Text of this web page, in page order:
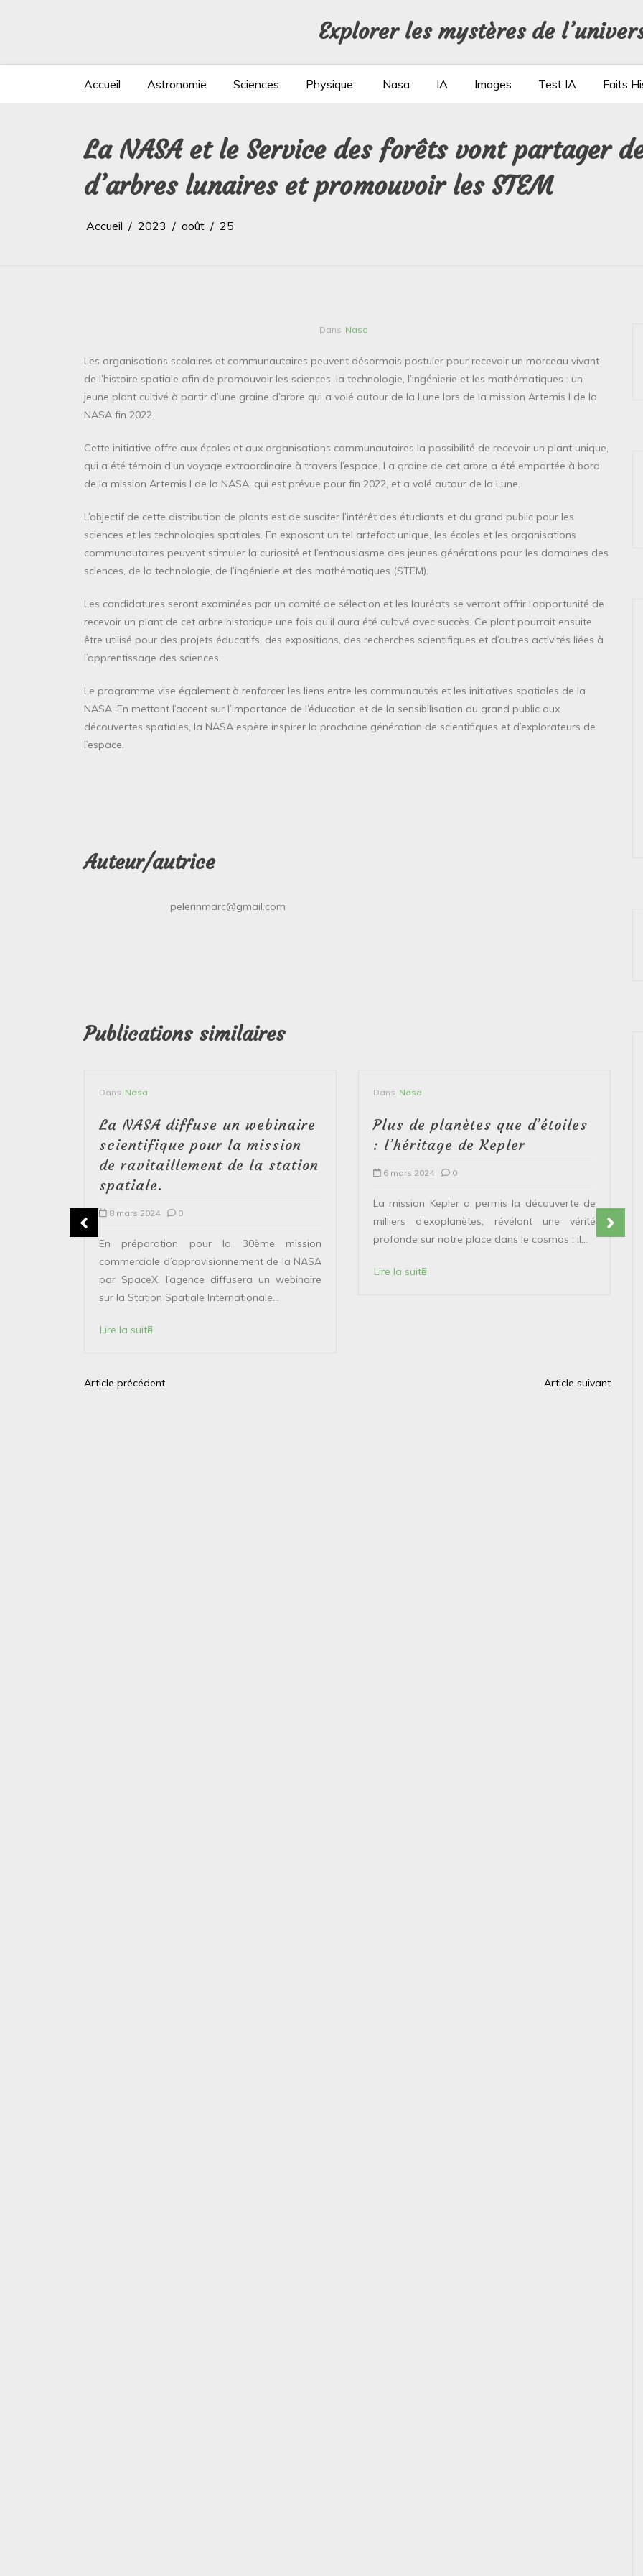
Explorer les mystères de
Accueil Astronomie Sciences Physique Nasa IA Images Test IA Faits
La NASA et le Service des forêts vont partager
d’arbres lunaires et promouvoir les STEM
Accueil 2023 août 25
Dans Nasa
Les organisations scolaires et communautaires peuvent désormais postuler pour recevoir un morceau vivant
de l’histoire spatiale afin de promouvoir les sciences, la technologie, l’ingénierie et les mathématiques : un
jeune plant cultivé à partir d’une graine d’arbre qui a volé autour de la Lune lors de la mission Artemis I de la
NASA fin 2022.
Cette initiative offre aux écoles et aux organisations communautaires la possibilité de recevoir un plant unique,
qui a été témoin d’un voyage extraordinaire à travers l’espace. La graine de cet arbre a été emportée à bord
de la mission Artemis I de la NASA, qui est prévue pour fin 2022, et a volé autour de la Lune.
L’objectif de cette distribution de plants est de susciter l’intérêt des étudiants et du grand public pour les
sciences et les technologies spatiales. En exposant un tel artefact unique, les écoles et les organisations
communautaires peuvent stimuler la curiosité et l’enthousiasme des jeunes générations pour les domaines des
sciences, de la technologie, de l’ingénierie et des mathématiques (STEM).
Les candidatures seront examinées par un comité de sélection et les lauréats se verront offrir l’opportunité de
recevoir un plant de cet arbre historique une fois qu’il aura été cultivé avec succès. Ce plant pourrait ensuite
être utilisé pour des projets éducatifs, des expositions, des recherches scientifiques et d’autres activités liées à
l’apprentissage des sciences.
Le programme vise également à renforcer les liens entre les communautés et les initiatives spatiales de la
NASA. En mettant l’accent sur l’importance de l’éducation et de la sensibilisation du grand public aux
découvertes spatiales, la NASA espère inspirer la prochaine génération de scientifiques et d’explorateurs de
l’espace.
Auteur/autrice
pelerinmarc@gmail.com
Publications similaires
Dans Nasa
La NASA diffuse un webinaire
scientifique pour la mission
de ravitaillement de la station
spatiale.
8 mars 2024 0
En préparation pour la 30ème mission
commerciale d’approvisionnement de la NASA
par SpaceX, l’agence diffusera un webinaire
sur la Station Spatiale Internationale...
Lire la suite
Dans Nasa
Plus de planètes que d’étoiles
: l’héritage de Kepler
6 mars 2024 0
La mission Kepler a permis la découverte de
milliers d’exoplanètes, révélant une vérité
profonde sur notre place dans le cosmos : il...
Lire la suite
N
Article précédent Article suivant